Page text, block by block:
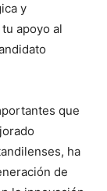
y
apoyo al
que
ha
de